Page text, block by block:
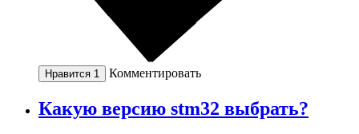
Нравится 1 Комментировать
Какую версию stm32 выбрать?